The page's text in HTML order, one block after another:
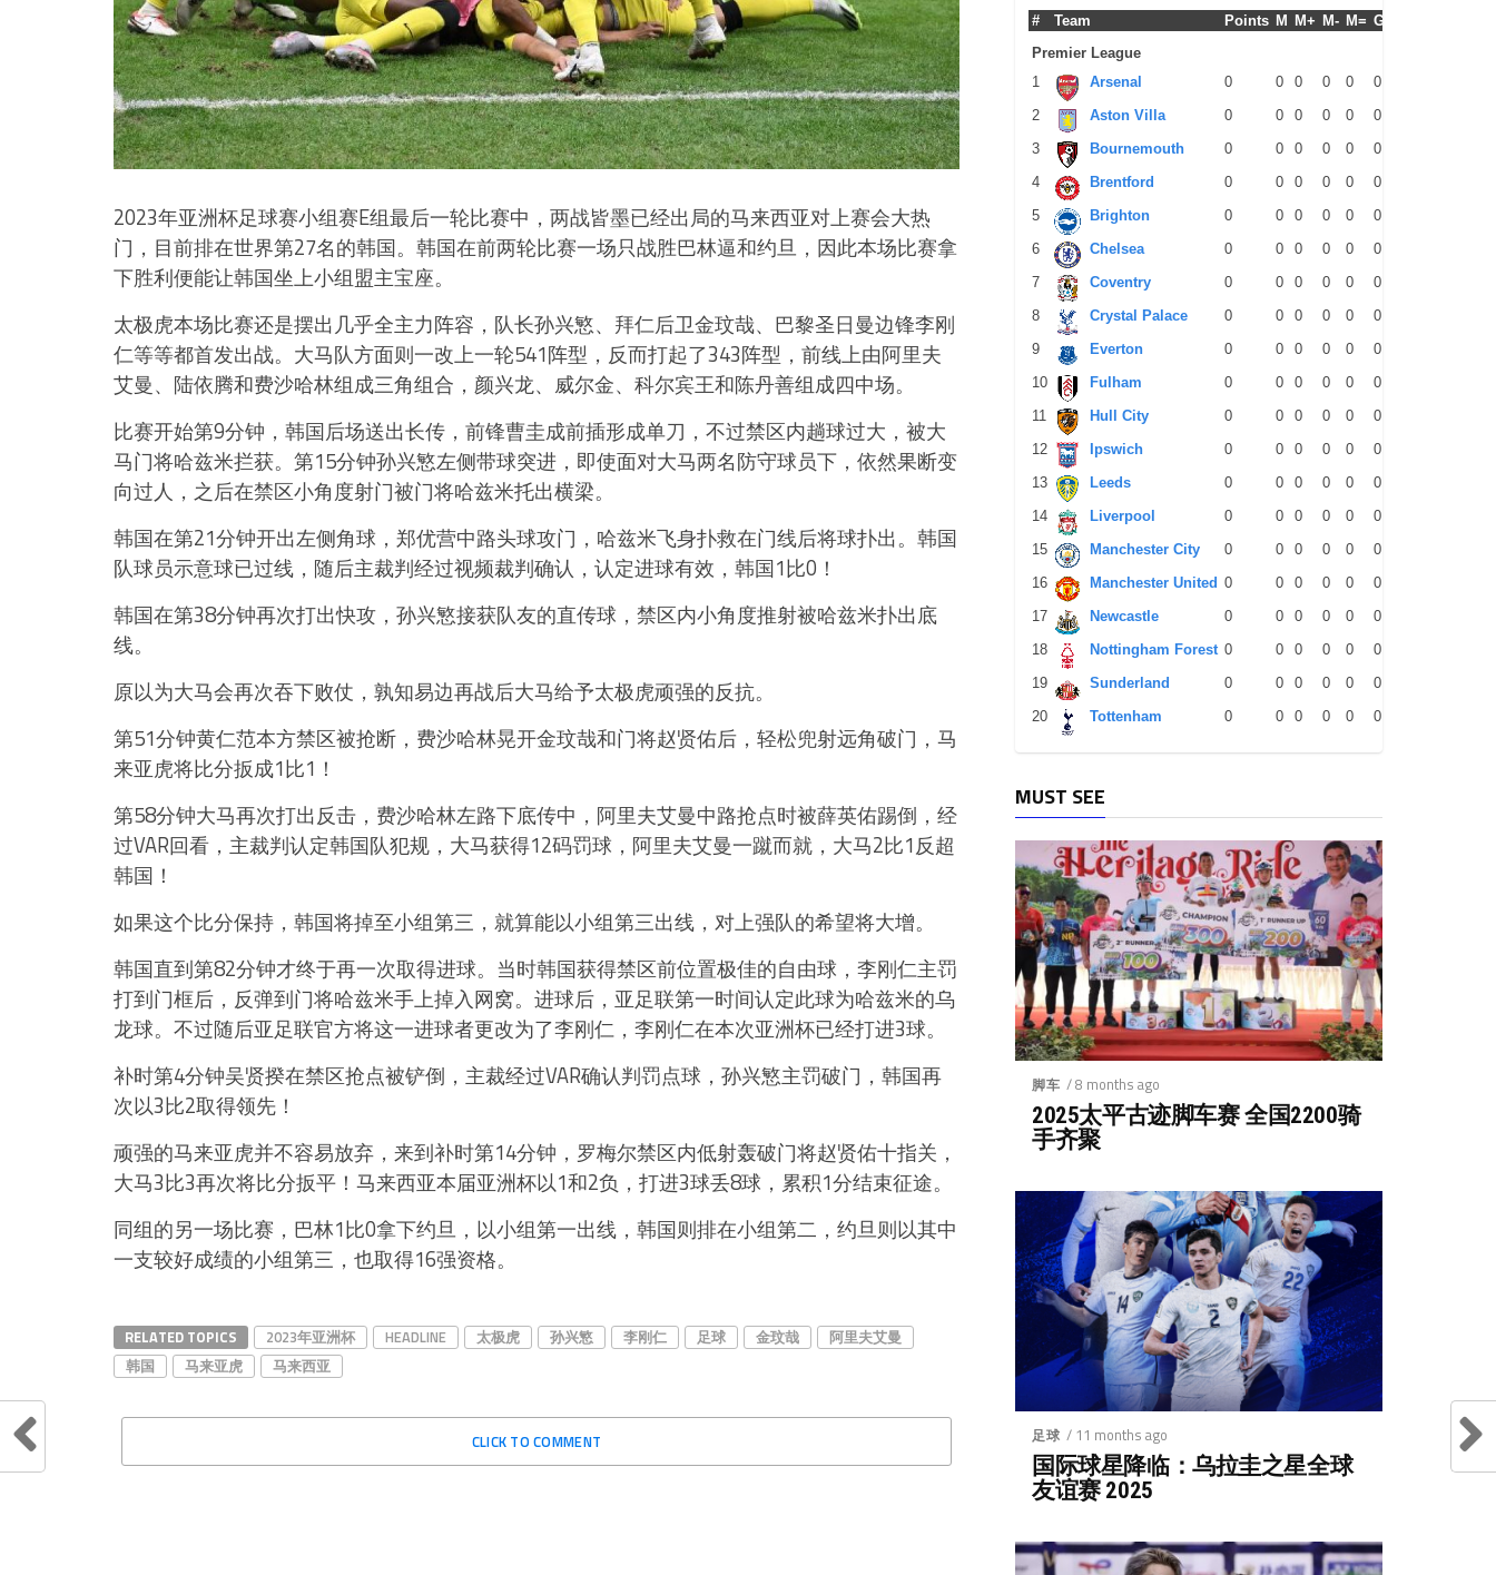
2023年亚洲杯足球赛小组赛E组最后一轮比赛中，两战皆墨已经出局的马来西亚对上赛会大热
门，目前排在世界第27名的韩国。韩国在前两轮比赛一场只战胜巴林逼和约旦，因此本场比赛拿
下胜利便能让韩国坐上小组盟主宝座。
太极虎本场比赛还是摆出几乎全主力阵容，队长孙兴慜、拜仁后卫金玟哉、巴黎圣日曼边锋李刚
仁等等都首发出战。大马队方面则一改上一轮541阵型，反而打起了343阵型，前线上由阿里夫
艾曼、陆依腾和费沙哈林组成三角组合，颜兴龙、威尔金、科尔宾王和陈丹善组成四中场。
比赛开始第9分钟，韩国后场送出长传，前锋曹圭成前插形成单刀，不过禁区内趟球过大，被大
马门将哈兹米拦获。第15分钟孙兴慜左侧带球突进，即使面对大马两名防守球员下，依然果断变
向过人，之后在禁区小角度射门被门将哈兹米托出横梁。
韩国在第21分钟开出左侧角球，郑优营中路头球攻门，哈兹米飞身扑救在门线后将球扑出。韩国
队球员示意球已过线，随后主裁判经过视频裁判确认，认定进球有效，韩国1比0！
韩国在第38分钟再次打出快攻，孙兴慜接获队友的直传球，禁区内小角度推射被哈兹米扑出底
线。
原以为大马会再次吞下败仗，孰知易边再战后大马给予太极虎顽强的反抗。
第51分钟黄仁范本方禁区被抢断，费沙哈林晃开金玟哉和门将赵贤佑后，轻松兜射远角破门，马
来亚虎将比分扳成1比1！
第58分钟大马再次打出反击，费沙哈林左路下底传中，阿里夫艾曼中路抢点时被薛英佑踢倒，经
过VAR回看，主裁判认定韩国队犯规，大马获得12码罚球，阿里夫艾曼一蹴而就，大马2比1反超
韩国！
如果这个比分保持，韩国将掉至小组第三，就算能以小组第三出线，对上强队的希望将大增。
韩国直到第82分钟才终于再一次取得进球。当时韩国获得禁区前位置极佳的自由球，李刚仁主罚
打到门框后，反弹到门将哈兹米手上掉入网窝。进球后，亚足联第一时间认定此球为哈兹米的乌
龙球。不过随后亚足联官方将这一进球者更改为了李刚仁，李刚仁在本次亚洲杯已经打进3球。
补时第4分钟吴贤揆在禁区抢点被铲倒，主裁经过VAR确认判罚点球，孙兴慜主罚破门，韩国再
次以3比2取得领先！
顽强的马来亚虎并不容易放弃，来到补时第14分钟，罗梅尔禁区内低射轰破门将赵贤佑十指关，
大马3比3再次将比分扳平！马来西亚本届亚洲杯以1和2负，打进3球丢8球，累积1分结束征途。
同组的另一场比赛，巴林1比0拿下约旦，以小组第一出线，韩国则排在小组第二，约旦则以其中
一支较好成绩的小组第三，也取得16强资格。
RELATED TOPICS 2023年亚洲杯 HEADLINE 太极虎 孙兴慜 李刚仁 足球 金玟哉
阿里夫艾曼
韩国
马来亚虎 马来西亚
CLICK TO COMMENT
# Team Points M M+ M- M= G+
Premier League
1
Arsenal 0 0 0 0 0 0
2
Aston Villa 0 0 0 0 0 0
3
Bournemouth 0 0 0 0 0 0
4
Brentford 0 0 0 0 0 0
5
Brighton 0 0 0 0 0 0
6
Chelsea 0 0 0 0 0 0
7
Coventry 0 0 0 0 0 0
8
Crystal Palace 0 0 0 0 0 0
9
Everton 0 0 0 0 0 0
10
Fulham 0 0 0 0 0 0
11
Hull City 0 0 0 0 0 0
12
Ipswich 0 0 0 0 0 0
13
Leeds 0 0 0 0 0 0
14
Liverpool 0 0 0 0 0 0
15
Manchester City 0 0 0 0 0 0
16
Manchester United 0 0 0 0 0 0
17
Newcastle 0 0 0 0 0 0
18
Nottingham Forest 0 0 0 0 0 0
19
Sunderland 0 0 0 0 0 0
20
Tottenham 0 0 0 0 0 0
MUST SEE
脚车 / 8 months ago
2025太平古迹脚车赛 全国2200骑
手齐聚
足球 / 11 months ago
国际球星降临：乌拉圭之星全球
友谊赛 2025